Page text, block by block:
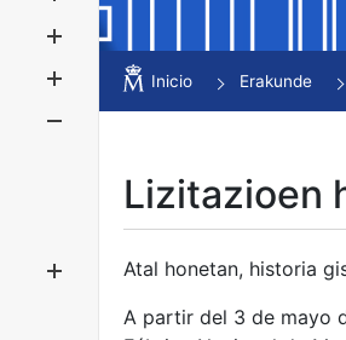
Erakutsi/Ezkutatu
Erakutsi/Ezkutatu
Inicio Erakunde
Lizitazioen
Atal honetan, historia
A partir del 3 de mayo